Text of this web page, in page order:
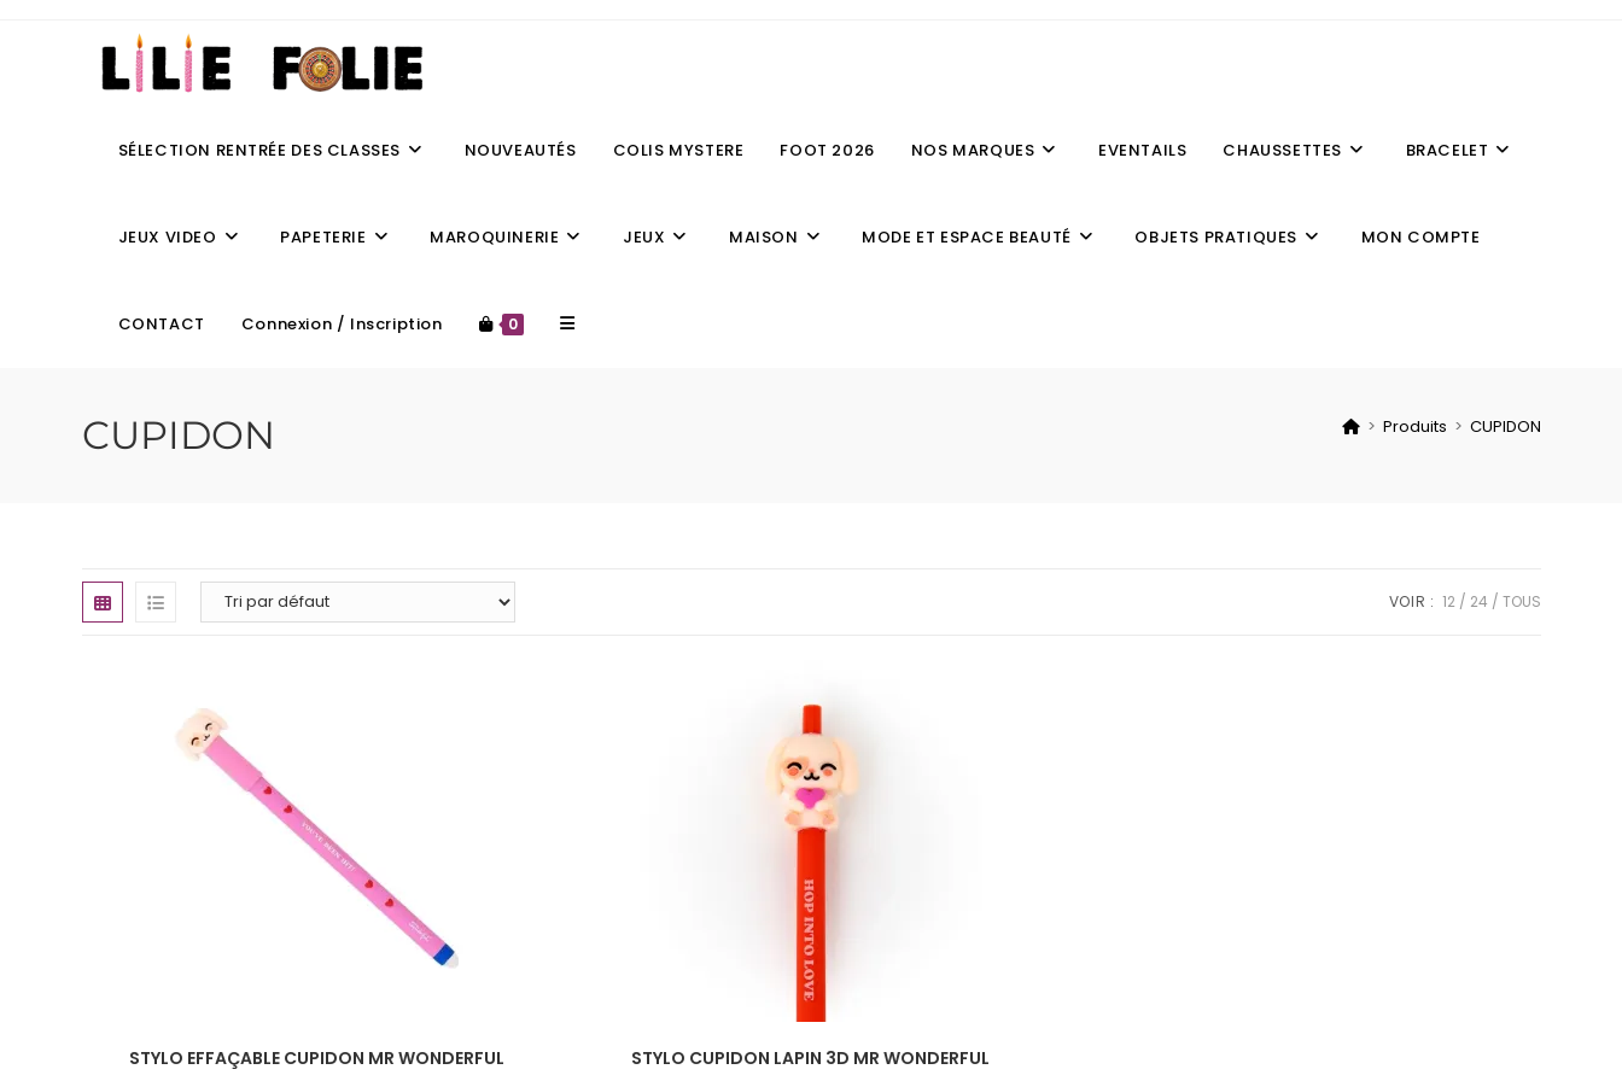
SÉLECTION RENTRÉE DES CLASSES NOUVEAUTÉS COLIS MYSTERE FOOT 2026 NOS MARQUES EVENTAILS CHAUSSETTES BRACELET
JEUX VIDEO PAPETERIE MAROQUINERIE JEUX MAISON MODE ET ESPACE BEAUTÉ OBJETS PRATIQUES MON COMPTE
CONTACT Connexion / Inscription 0
CUPIDON > Produits > CUPIDON
VOIR : 12 24 TOUS
STYLO EFFAÇABLE CUPIDON MR WONDERFUL STYLO CUPIDON LAPIN 3D MR WONDERFUL